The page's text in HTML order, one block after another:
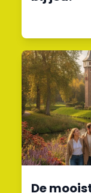
De